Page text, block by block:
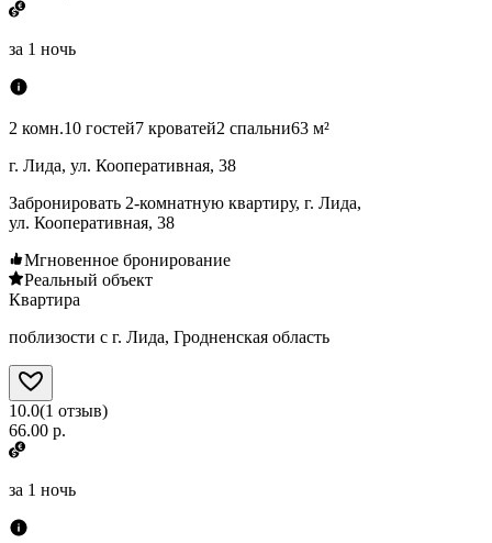
за 1 ночь
2 комн.10 гостей7 кроватей2 спальни63 м²
г. Лида, ул. Кооперативная, 38
Забронировать 2-комнатную квартиру, г. Лида,
ул. Кооперативная, 38
Мгновенное бронирование
Реальный объект
Квартира
поблизости с г. Лида, Гродненская область
10.0(1 отзыв)
66.00 р.
за 1 ночь